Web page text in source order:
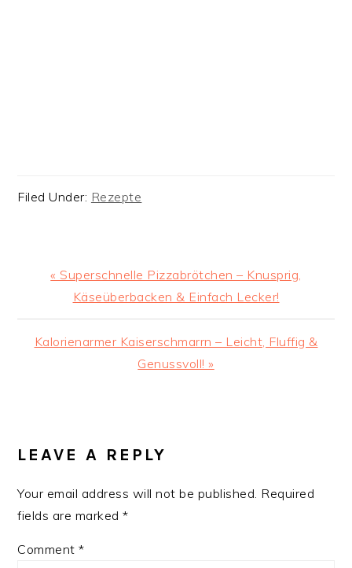
Filed Under: Rezepte
Previous
Post:
« Superschnelle Pizzabrötchen – Knusprig,
Käseüberbacken & Einfach Lecker!
Next
Kalorienarmer Kaiserschmarrn – Leicht, Fluffig &
Genussvoll! »
INTERACTIONS
LEAVE A REPLY
Your email address will not be published. Required
fields are marked*
Comment*